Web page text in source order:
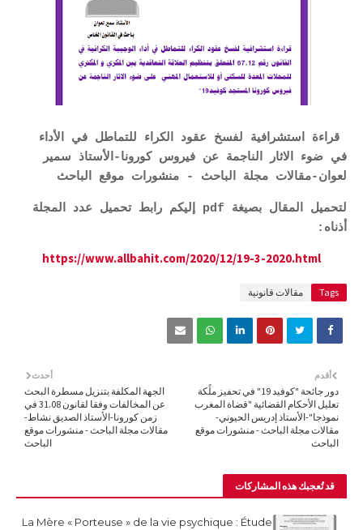
قراءة استشرافية لفسخ عقود الكراء للتماطل في الأداء
في ضوء الاثار الناجمة عن فيروس كورونا-الأستاذ سمير
لعوان-مقالات مجلة الباحث - منشورات موقع الباحث
لتحميل المقال بصيغة pdf إليكم رابط تحميل عدد المجلة
أذناه:
https://www.allbahit.com/2020/12/19-3-2020.html
Tags مقالات قانونية
أحدث
الجهة المكلفة بتنزيل مسطرة البحث
عن المخالفات وفقا لقانون 31.08 في
زمن كورونا-الأستاذ الصديق نشاط-
مقالات مجلة الباحث - منشورات موقع
الباحث
أقدم
دور جائحة "كوفيد 19" في تحفيز ملًكة
تعليل الأحكام القضائية "قضاة المغرب
نموذجا"-الأستاذ إدريس الحيوني-
مقالات مجلة الباحث - منشورات موقع
الباحث
قد تُعجبك هذه المشاركات
La Mère « Porteuse » de la vie psychique : Étude